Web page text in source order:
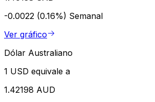
-0.0022 (0.16%) Semanal
Ver gráfico
Dólar Australiano
1 USD equivale a
1.42198 AUD